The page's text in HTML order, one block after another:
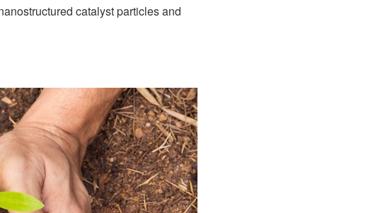
catalyst particles and